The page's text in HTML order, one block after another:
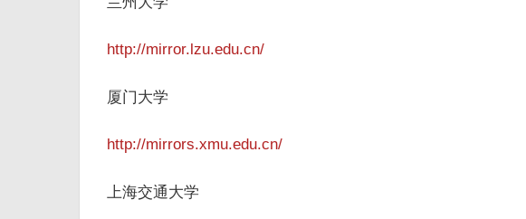
http://mirror.lzu.edu.cn/
厦门大学
http://mirrors.xmu.edu.cn/
上海交通大学